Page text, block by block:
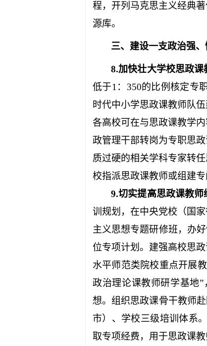
程，开列马克思主义经典
源库。
三、建设一支政治强
8.加快壮大学校思政课
低于1 ： 350的比例核定专
时代中小学思政课教师队
各高校可在与思政课教学
政管理干部转岗为专职思
质过硬的相关学科专家转
校指派思政课教师或组建
9.切实提高思政课教师
训规划，在中央党校（国
主义思想专题研修班，办
位专项计划。建强高校思
水平师范类院校重点开展
政治理论课教师研学基地
想。组织思政课骨干教师
市）、学校三级培训体系
取专项经费，用于思政课